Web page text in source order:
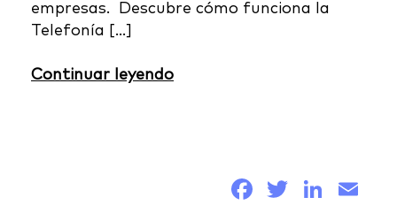
empresas. Descubre cómo funciona la
Telefonía […]
Facebook
Twitter
Continuar leyendo